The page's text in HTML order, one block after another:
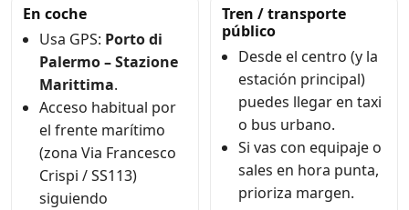
En coche
Usa GPS: Porto di
Palermo – Stazione
Marittima.
Acceso habitual por
el frente marítimo
(zona Via Francesco
Crispi / SS113)
siguiendo
Tren / transporte
público
Desde el centro (y la
estación principal)
puedes llegar en taxi
o bus urbano.
Si vas con equipaje o
sales en hora punta,
prioriza margen.